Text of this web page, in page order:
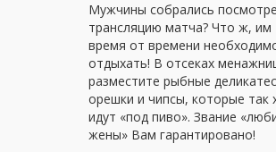
Мужчины собрались
трансляцию матча? Что ж,
время от времени
отдыхать! В отсеках
разместите рыбные
орешки и чипсы, которые так
идут «под пиво». Звание
жены» Вам гарантировано!